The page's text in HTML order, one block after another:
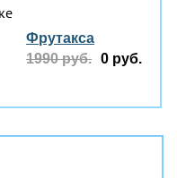
Фрутакса
1990 руб. 0 руб.